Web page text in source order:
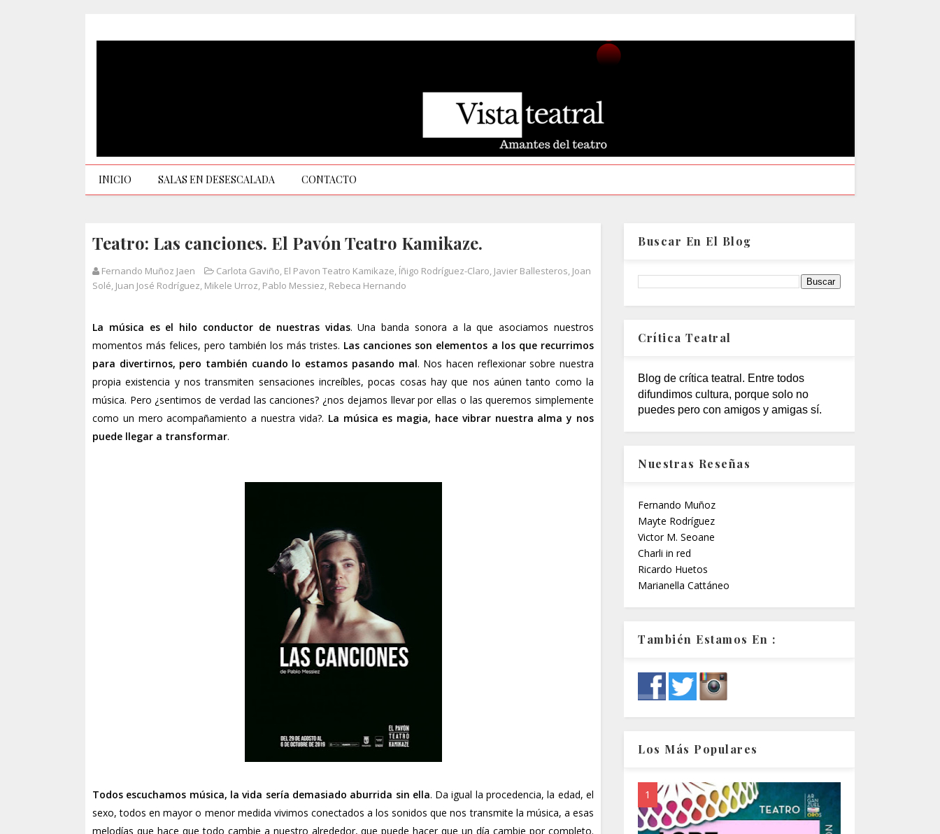
INICIO SALAS EN DESESCALADA CONTACTO
Teatro: Las canciones. El Pavón Teatro Kamikaze.
Fernando Muñoz Jaen Carlota Gaviño, El Pavon Teatro Kamikaze, Íñigo Rodríguez-Claro, Javier Ballesteros, Joan
Solé, Juan José Rodríguez, Mikele Urroz, Pablo Messiez, Rebeca Hernando
La música es el hilo conductor de nuestras vidas. Una banda sonora a la que asociamos nuestros
momentos más felices, pero también los más tristes. Las canciones son elementos a los que recurrimos
para divertirnos, pero también cuando lo estamos pasando mal. Nos hacen reflexionar sobre nuestra
propia existencia y nos transmiten sensaciones increíbles, pocas cosas hay que nos aúnen tanto como la
música. Pero ¿sentimos de verdad las canciones? ¿nos dejamos llevar por ellas o las queremos simplemente
como un mero acompañamiento a nuestra vida?. La música es magia, hace vibrar nuestra alma y nos
puede llegar a transformar.
Todos escuchamos música, la vida sería demasiado aburrida sin ella. Da igual la procedencia, la edad, el
sexo, todos en mayor o menor medida vivimos conectados a los sonidos que nos transmite la música, a esas
melodías que hace que todo cambie a nuestro alrededor, que puede hacer que un día cambie por completo.
Buscar En El Blog
Crítica Teatral
Blog de crítica teatral. Entre todos
difundimos cultura, porque solo no
puedes pero con amigos y amigas sí.
Nuestras Reseñas
Fernando Muñoz
Mayte Rodríguez
Victor M. Seoane
Charli in red
Ricardo Huetos
Marianella Cattáneo
También Estamos En :
Los Más Populares